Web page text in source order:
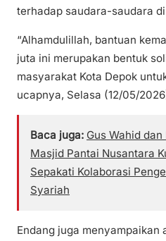
terhadap saudara-saudara
“Alhamdulillah, bantuan
juta ini merupakan bentuk
masyarakat Kota Depok
ucapnya, Selasa (12/05/
Baca juga: Gus Wahid
Masjid Pantai Nusantara
Sepakati Kolaborasi
Syariah
Endang juga menyampaikan